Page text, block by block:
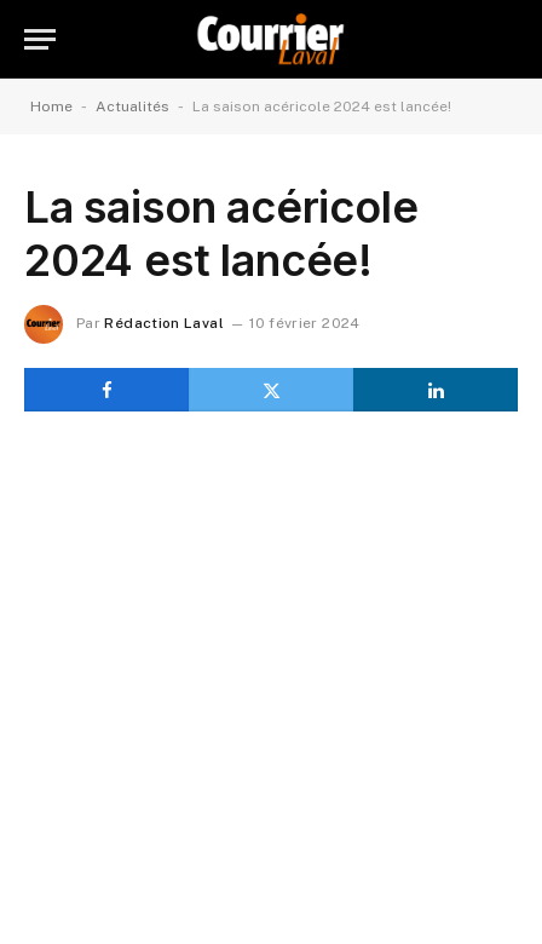
Home - Actualités - La saison acéricole 2024 est lancée!
La saison acéricole
2024 est lancée!
Par Rédaction Laval 10 février 2024